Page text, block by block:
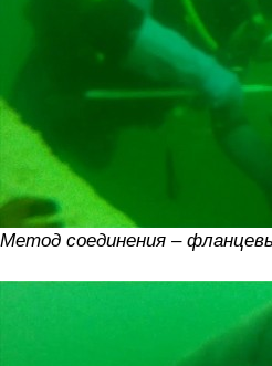
Метод соединения –